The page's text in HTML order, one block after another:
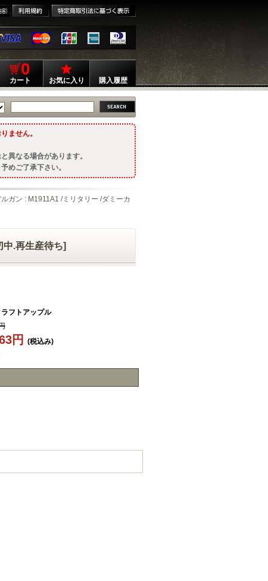
0
カート お気に入り 購入履歴
ません。
異なる場合があります。
めご了承下さい。
ガン : M1911A1 /ミリタリー /ダミーカ
.再生産待ち]
フトアップル
円
(税込み)